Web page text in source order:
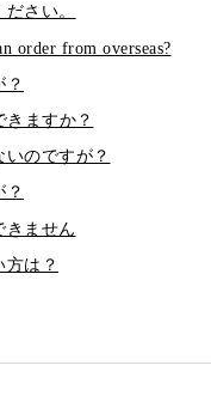
さい。
order from overseas?
？
ますか？
のですが？
？
きません
は？